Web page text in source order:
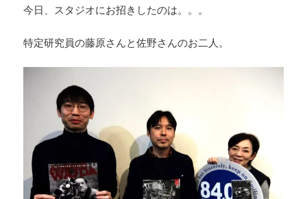
今日、スタジオにお招きしたのは。。。
特定研究員の藤原さんと佐野さんのお二人。